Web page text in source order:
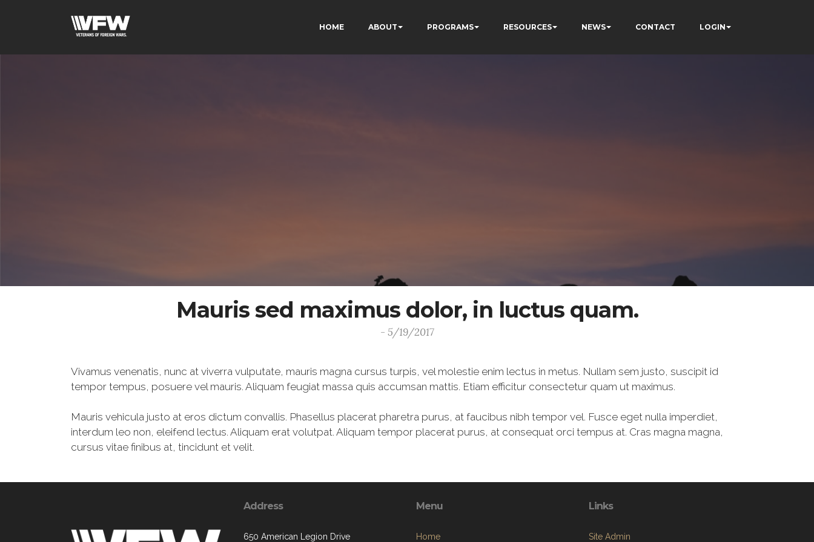
HOME ABOUT PROGRAMS RESOURCES NEWS CONTACT LOGIN
Mauris sed maximus dolor, in luctus quam.
- 5/19/2017
Vivamus venenatis, nunc at viverra vulputate, mauris magna cursus turpis, vel molestie enim lectus in metus. Nullam sem justo, suscipit id
tempor tempus, posuere vel mauris. Aliquam feugiat massa quis accumsan mattis. Etiam efficitur consectetur quam ut maximus.
Mauris vehicula justo at eros dictum convallis. Phasellus placerat pharetra purus, at faucibus nibh tempor vel. Fusce eget nulla imperdiet,
interdum leo non, eleifend lectus. Aliquam erat volutpat. Aliquam tempor placerat purus, at consequat orci tempus at. Cras magna magna,
cursus vitae finibus at, tincidunt et velit.
Address
650 American Legion Drive
Menu
Home
Links
Site Admin